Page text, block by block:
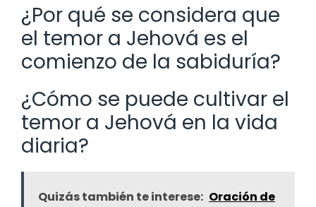
¿Por qué se considera que
el temor a Jehová es el
comienzo de la sabiduría?
¿Cómo se puede cultivar el
temor a Jehová en la vida
diaria?
Quizás también te interese: Oración de